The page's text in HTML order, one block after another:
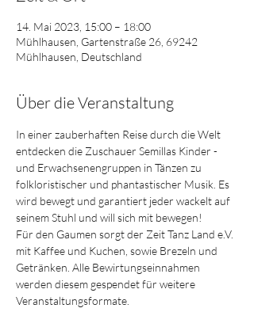
14. Mai 2023, 15:00 – 18:00
Mühlhausen, Gartenstraße 26, 69242
Mühlhausen, Deutschland
Über die Veranstaltung
In einer zauberhaften Reise durch die Welt
entdecken die Zuschauer Semillas Kinder -
und Erwachsenengruppen in Tänzen zu
folkloristischer und phantastischer Musik. Es
wird bewegt und garantiert jeder wackelt auf
seinem Stuhl und will sich mit bewegen!
Für den Gaumen sorgt der Zeit Tanz Land e.V.
mit Kaffee und Kuchen, sowie Brezeln und
Getränken. Alle Bewirtungseinnahmen
werden diesem gespendet für weitere
Veranstaltungsformate.